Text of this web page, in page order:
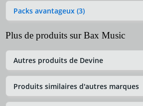
Packs avantageux (3)
Plus de produits sur Bax Music
Autres produits de Devine
Produits similaires d'autres marques